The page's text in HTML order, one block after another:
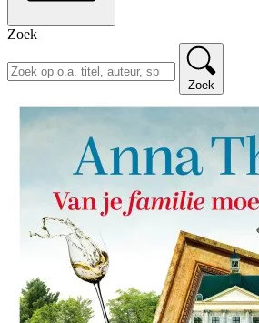
Zoek
Zoek